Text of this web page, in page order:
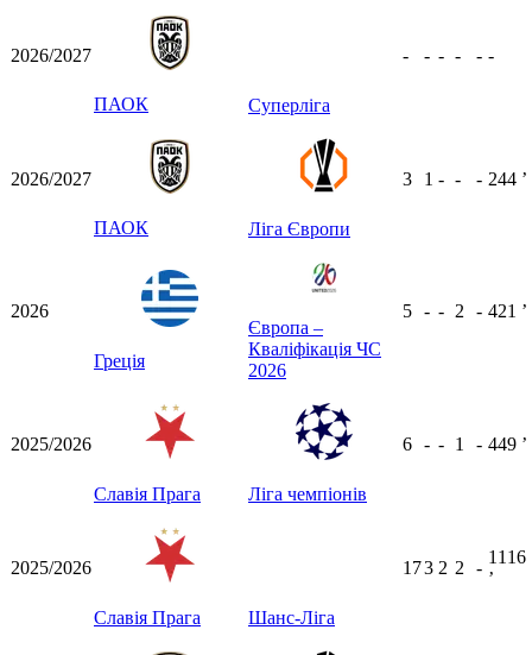
2026/2027
ПАОК Суперліга
- - - - - -
2026/2027
ПАОК Ліга Європи
3 1 - - - 244 ʼ
2026
Греція
Європа –
Кваліфікація ЧС
2026
5 - - 2 - 421 ʼ
2025/2026
Славія Прага Ліга чемпіонів
6 - - 1 - 449 ʼ
2025/2026
Славія Прага Шанс-Ліга
173 2 2 -
1116
ʼ